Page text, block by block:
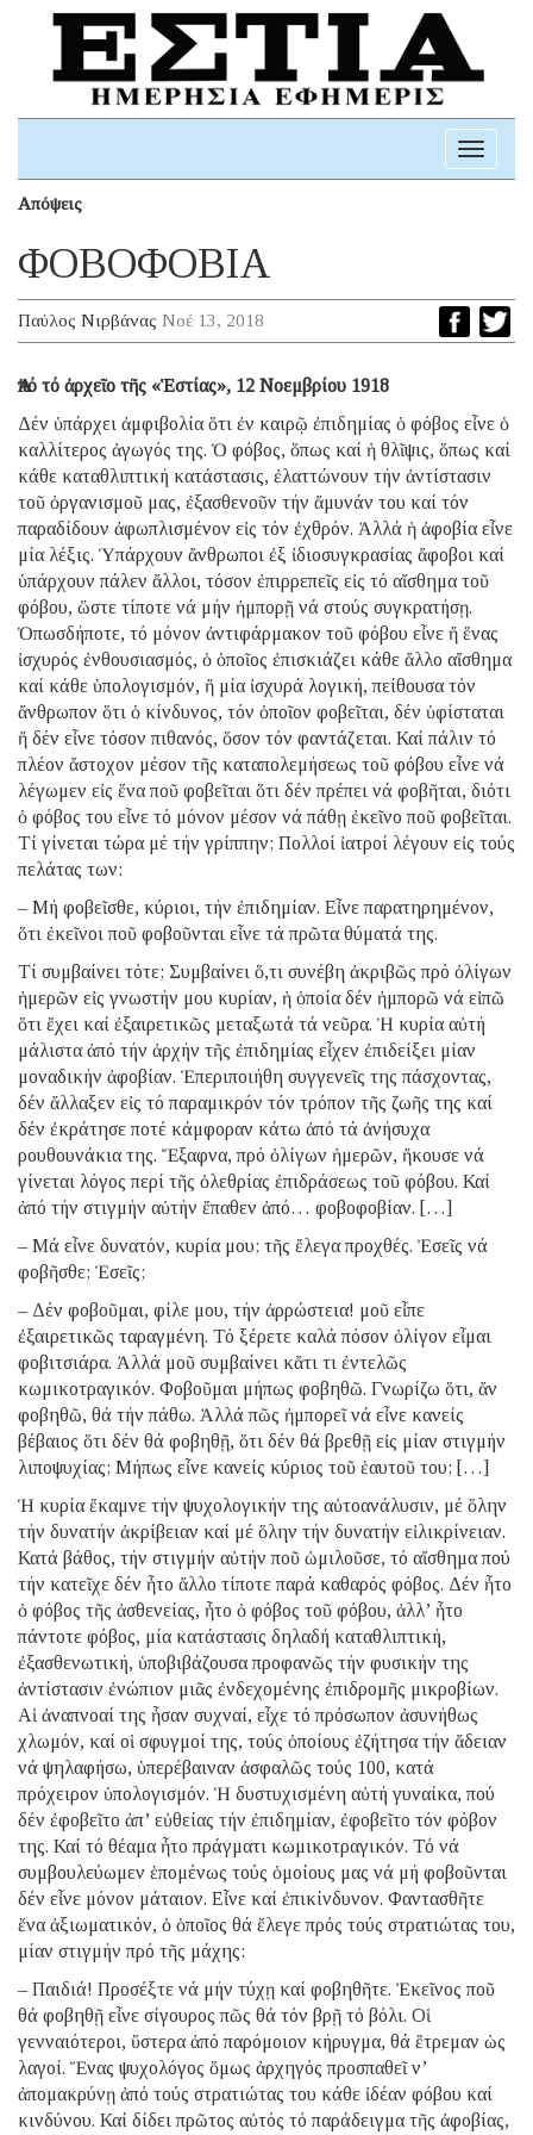
Toggle
Απόψεις
ΦΟΒΟΦΟΒΙΑ
Παύλος Νιρβάνας Νοέ 13, 2018
Ἀπό τό ἀρχεῖο τῆς «Ἑστίας», 12 Νοεμβρίου 1918
Δέν ὑπάρχει ἀμφιβολία ὅτι ἐν καιρῷ ἐπιδημίας ὁ φόβος εἶνε ὁ
καλλίτερος ἀγωγός της. Ὁ φόβος, ὅπως καί ἡ θλῖψις, ὅπως καί
κάθε καταθλιπτική κατάστασις, ἐλαττώνουν τήν ἀντίστασιν
τοῦ ὀργανισμοῦ μας, ἐξασθενοῦν τήν ἄμυνάν του καί τόν
παραδίδουν ἀφωπλισμένον εἰς τόν ἐχθρόν. Ἀλλά ἡ ἀφοβία εἶνε
μία λέξις. Ὑπάρχουν ἄνθρωποι ἐξ ἰδιοσυγκρασίας ἄφοβοι καί
ὑπάρχουν πάλεν ἄλλοι, τόσον ἐπιρρεπεῖς εἰς τό αἴσθημα τοῦ
φόβου, ὥστε τίποτε νά μήν ἠμπορῇ νά στούς συγκρατήσῃ.
Ὁπωσδήποτε, τό μόνον ἀντιφάρμακον τοῦ φόβου εἶνε ἤ ἕνας
ἰσχυρός ἐνθουσιασμός, ὁ ὁποῖος ἐπισκιάζει κάθε ἄλλο αἴσθημα
καί κάθε ὑπολογισμόν, ἤ μία ἰσχυρά λογική, πείθουσα τόν
ἄνθρωπον ὅτι ὁ κίνδυνος, τόν ὁποῖον φοβεῖται, δέν ὑφίσταται
ἤ δέν εἶνε τόσον πιθανός, ὅσον τόν φαντάζεται. Καί πάλιν τό
πλέον ἄστοχον μέσον τῆς καταπολεμήσεως τοῦ φόβου εἶνε νά
λέγωμεν εἰς ἕνα ποῦ φοβεῖται ὅτι δέν πρέπει νά φοβῆται, διότι
ὁ φόβος του εἶνε τό μόνον μέσον νά πάθῃ ἐκεῖνο ποῦ φοβεῖται.
Τί γίνεται τώρα μέ τήν γρίππην; Πολλοί ἰατροί λέγουν εἰς τούς
πελάτας των:
– Μή φοβεῖσθε, κύριοι, τήν ἐπιδημίαν. Εἶνε παρατηρημένον,
ὅτι ἐκεῖνοι ποῦ φοβοῦνται εἶνε τά πρῶτα θύματά της.
Τί συμβαίνει τότε; Συμβαίνει ὅ,τι συνέβη ἀκριβῶς πρό ὀλίγων
ἡμερῶν εἰς γνωστήν μου κυρίαν, ἡ ὁποία δέν ἠμπορῶ νά εἰπῶ
ὅτι ἔχει καί ἐξαιρετικῶς μεταξωτά τά νεῦρα. Ἡ κυρία αὐτή
μάλιστα ἀπό τήν ἀρχήν τῆς ἐπιδημίας εἶχεν ἐπιδείξει μίαν
μοναδικήν ἀφοβίαν. Ἐπεριποιήθη συγγενεῖς της πάσχοντας,
δέν ἄλλαξεν εἰς τό παραμικρόν τόν τρόπον τῆς ζωῆς της καί
δέν ἐκράτησε ποτέ κάμφοραν κάτω ἀπό τά ἀνήσυχα
ρουθουνάκια της. Ἔξαφνα, πρό ὀλίγων ἡμερῶν, ἤκουσε νά
γίνεται λόγος περί τῆς ὀλεθρίας ἐπιδράσεως τοῦ φόβου. Καί
ἀπό τήν στιγμήν αὐτήν ἔπαθεν ἀπό… φοβοφοβίαν. […]
– Μά εἶνε δυνατόν, κυρία μου; τῆς ἔλεγα προχθές. Ἐσεῖς νά
φοβῆσθε; Ἐσεῖς;
– Δέν φοβοῦμαι, φίλε μου, τήν ἀρρώστεια! μοῦ εἶπε
ἐξαιρετικῶς ταραγμένη. Τό ξέρετε καλά πόσον ὀλίγον εἶμαι
φοβιτσιάρα. Ἀλλά μοῦ συμβαίνει κἄτι τι ἐντελῶς
κωμικοτραγικόν. Φοβοῦμαι μήπως φοβηθῶ. Γνωρίζω ὅτι, ἄν
φοβηθῶ, θά τήν πάθω. Ἀλλά πῶς ἠμπορεῖ νά εἶνε κανείς
βέβαιος ὅτι δέν θά φοβηθῇ, ὅτι δέν θά βρεθῇ εἰς μίαν στιγμήν
λιποψυχίας; Μήπως εἶνε κανείς κύριος τοῦ ἑαυτοῦ του; […]
Ἡ κυρία ἔκαμνε τήν ψυχολογικήν της αὐτοανάλυσιν, μέ ὅλην
τήν δυνατήν ἀκρίβειαν καί μέ ὅλην τήν δυνατήν εἰλικρίνειαν.
Κατά βάθος, τήν στιγμήν αὐτήν ποῦ ὡμιλοῦσε, τό αἴσθημα πού
τήν κατεῖχε δέν ἦτο ἄλλο τίποτε παρά καθαρός φόβος. Δέν ἦτο
ὁ φόβος τῆς ἀσθενείας, ἦτο ὁ φόβος τοῦ φόβου, ἀλλ’ ἦτο
πάντοτε φόβος, μία κατάστασις δηλαδή καταθλιπτική,
ἐξασθενωτική, ὑποβιβάζουσα προφανῶς τήν φυσικήν της
ἀντίστασιν ἐνώπιον μιᾶς ἐνδεχομένης ἐπιδρομῆς μικροβίων.
Αἱ ἀναπνοαί της ἦσαν συχναί, εἶχε τό πρόσωπον ἀσυνήθως
χλωμόν, καί οἱ σφυγμοί της, τούς ὁποίους ἐζήτησα τήν ἄδειαν
νά ψηλαφήσω, ὑπερέβαιναν ἀσφαλῶς τούς 100, κατά
πρόχειρον ὑπολογισμόν. Ἡ δυστυχισμένη αὐτή γυναίκα, πού
δέν ἐφοβεῖτο ἀπ’ εὐθείας τήν ἐπιδημίαν, ἐφοβεῖτο τόν φόβον
της. Καί τό θέαμα ἦτο πράγματι κωμικοτραγικόν. Τό νά
συμβουλεύωμεν ἑπομένως τούς ὁμοίους μας νά μή φοβοῦνται
δέν εἶνε μόνον μάταιον. Εἶνε καί ἐπικίνδυνον. Φαντασθῆτε
ἕνα ἀξιωματικόν, ὁ ὁποῖος θά ἔλεγε πρός τούς στρατιώτας του,
μίαν στιγμήν πρό τῆς μάχης:
– Παιδιά! Προσέξτε νά μήν τύχῃ καί φοβηθῆτε. Ἐκεῖνος ποῦ
θά φοβηθῇ εἶνε σίγουρος πῶς θά τόν βρῇ τό βόλι. Οἱ
γενναιότεροι, ὕστερα ἀπό παρόμοιον κήρυγμα, θά ἔτρεμαν ὡς
λαγοί. Ἕνας ψυχολόγος ὅμως ἀρχηγός προσπαθεῖ ν’
ἀπομακρύνῃ ἀπό τούς στρατιώτας του κάθε ἰδέαν φόβου καί
κινδύνου. Καί δίδει πρῶτος αὐτός τό παράδειγμα τῆς ἀφοβίας,